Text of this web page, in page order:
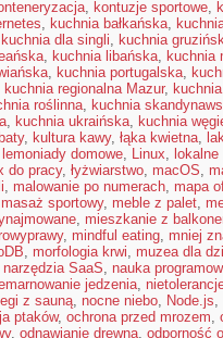
, kontuzje sportowe,
, kuchnia bałkańska,
kuchnia dla singli, kuchnia
, kuchnia libańska, kuchnia
, kuchnia portugalska,
kuchnia regionalna Mazur,
roślinna, kuchnia
, kuchnia ukraińska, kuchnia
, kultura kawy, łąka kwietna,
lemoniady domowe, Linux,
do pracy, łyżwiarstwo, macOS,
, malowanie po numerach, mapa
masaż sportowy, meble z palet,
, mieszkanie z
, mindful eating, mniej
, morfologia krwi, muzea dla
narzędzia SaaS, nauka
jedzenia,
z sauną, nocne niebo, Node.js,
ptaków, ochrona przed mrozem,
, odnawianie drewna, odporność